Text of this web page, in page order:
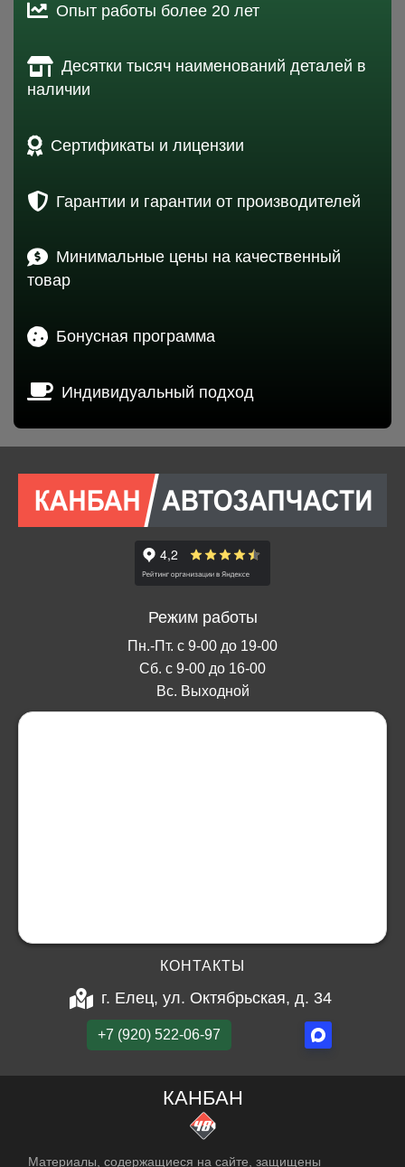
Опыт работы более 20 лет
Десятки тысяч наименований деталей в
наличии
Сертификаты и лицензии
Гарантии и гарантии от производителей
Минимальные цены на качественный
товар
Бонусная программа
Индивидуальный подход
Режим работы
Пн.-Пт. с 9-00 до 19-00
Сб. с 9-00 до 16-00
Вс. Выходной
КОНТАКТЫ
г. Елец, ул. Октябрьская, д. 34
+7 (920) 522-06-97
КАНБАН
Материалы, содержащиеся на сайте, защищены